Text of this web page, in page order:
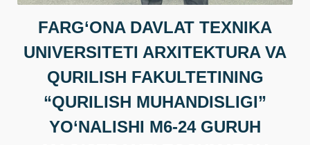
FARG‘ONA DAVLAT TEXNIKA
UNIVERSITETI ARXITEKTURA VA
QURILISH FAKULTETINING
“QURILISH MUHANDISLIGI”
YO‘NALISHI M6-24 GURUH